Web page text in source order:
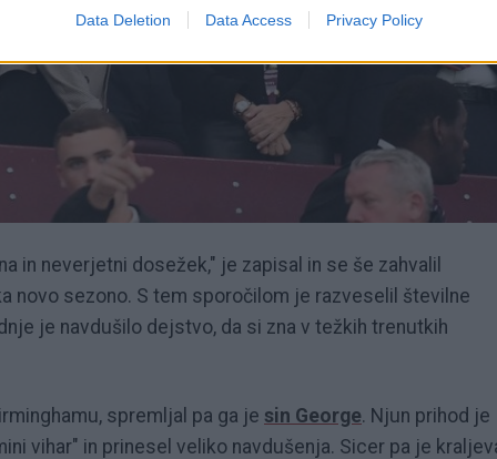
Data Deletion Data Access Privacy Policy
in neverjetni dosežek," je zapisal in se še zahvalil
novo sezono. S tem sporočilom je razveselil številne
je navdušilo dejstvo, da si zna v težkih trenutkih
spremljal pa ga je sin George. Njun prihod je
vihar" in prinesel veliko navdušenja. Sicer pa je